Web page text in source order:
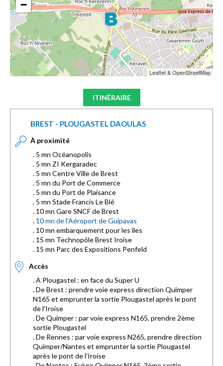
−
Leaflet & OpenStreetMap
ITINÉRAIRE
BREST - PLOUGASTEL DAOULAS
À proximité
. 5 mn Océanopolis
. 5 mn ZI Kergaradec
. 5 mn Centre Ville de Brest
. 5 mn du Port de Commerce
. 5 mn du Port de Plaisance
. 5 mn Stade Francis Le Blé
. 10 mn Gare SNCF de Brest
. 10 mn de l'Aéroport de Guipavas
. 10 mn embarquement pour les îles
. 15 mn Technopôle Brest Iroise
. 15 mn Parc des Expositions Penfeld
Accès
. A Plougastel : en face du Super U
. De Brest : prendre voie express direction Quimper
N165 et emprunter la sortie Plougastel après le pont
de l'Iroise
. De Quimper : par voie express N165, prendre 2ème
sortie Plougastel
. De Rennes : par voie express N265, prendre direction
Quimper/Nantes et emprunter la sortie Plougastel
après le pont de l'Iroise